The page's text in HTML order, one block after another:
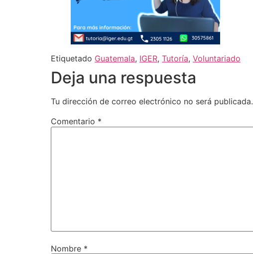
Etiquetado Guatemala, IGER, Tutoría, Voluntariado
Deja una respuesta
Tu dirección de correo electrónico no será publicada.
Comentario *
Nombre *